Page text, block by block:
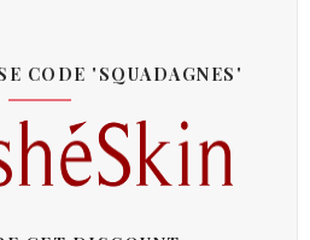
CODE 'SQUADAGNES'